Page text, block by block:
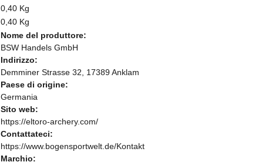
0,40 Kg
0,40 Kg
Nome del produttore:
BSW Handels GmbH
Indirizzo:
Demminer Strasse 32, 17389 Anklam
Paese di origine:
Germania
Sito web:
https://eltoro-archery.com/
Contattateci:
https://www.bogensportwelt.de/Kontakt
Marchio: